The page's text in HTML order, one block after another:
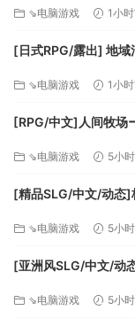
可以震撼及不可预测
利弗莫尔的黑暗领
吧！
⇘电脑游戏 1小
[日式RPG/露出] 地域
⇘电脑游戏 1小
[RPG/中文]人间牧场
⇘电脑游戏 5小
[精品SLG/中文/动态]
⇘电脑游戏 5小
[亚洲风SLG/中文/动
⇘电脑游戏 5小